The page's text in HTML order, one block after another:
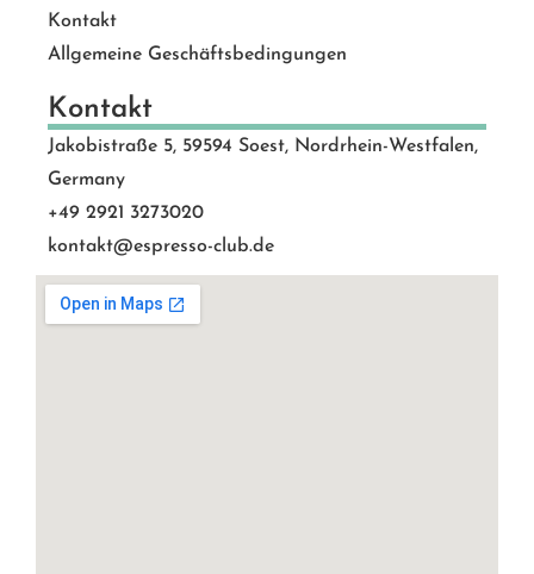
Kontakt
Allgemeine Geschäftsbedingungen
Kontakt
Jakobistraße 5, 59594 Soest, Nordrhein-Westfalen,
Germany
+49 2921 3273020
kontakt@espresso-club.de